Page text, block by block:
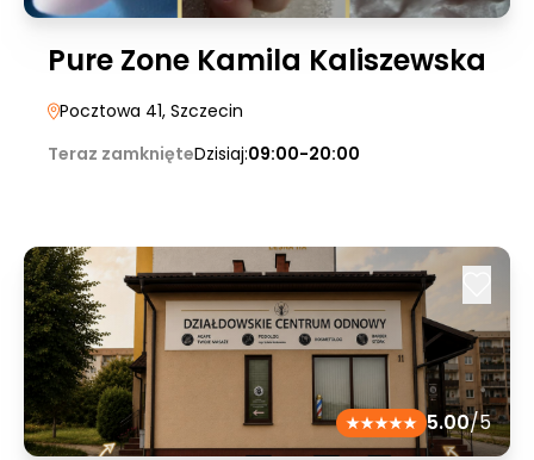
Pure Zone Kamila Kaliszewska
Pocztowa 41, Szczecin
Teraz zamknięteDzisiaj:09:00-20:00
5.00/5